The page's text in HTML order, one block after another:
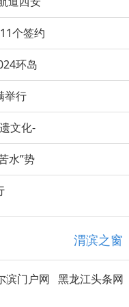
个签约
环岛
举行
文化-
水”势
渭滨之窗
滨门户网 黑龙江头条网